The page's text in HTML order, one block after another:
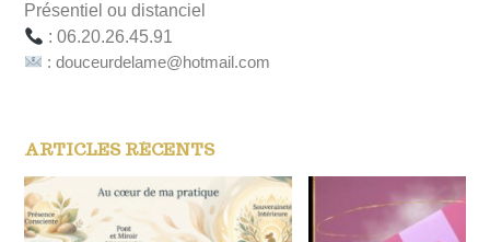
Présentiel ou distanciel
: 06.20.26.45.91
: douceurdelame@hotmail.com
ARTICLES RÉCENTS